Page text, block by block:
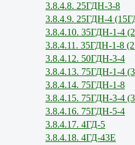
3.8.4.8. 25ГДН-3-8
3.8.4.9. 25ГДН-4
3.8.4.10. 35ГДН-1-4
3.8.4.11. 35ГДН-1-8
3.8.4.12. 50ГДН-3-4
3.8.4.13. 75ГДН-1-4
3.8.4.14. 75ГДН-1-8
3.8.4.15. 75ГДН-3-4
3.8.4.16. 75ГДН-5-4
3.8.4.17. 4ГД-5
3.8.4.18. 4ГД-43Е